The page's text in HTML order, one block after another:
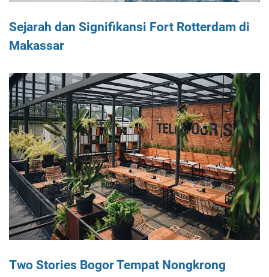
Sejarah dan Signifikansi Fort Rotterdam di
Makassar
Two Stories Bogor Tempat Nongkrong